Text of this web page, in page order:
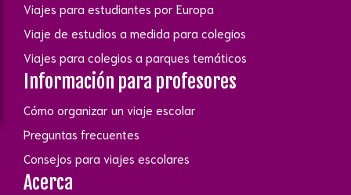
Viajes para estudiantes por Europa
Viaje de estudios a medida para colegios
Viajes para colegios a parques temáticos
Información para profesores
Cómo organizar un viaje escolar
Preguntas frecuentes
Consejos para viajes escolares
Acerca